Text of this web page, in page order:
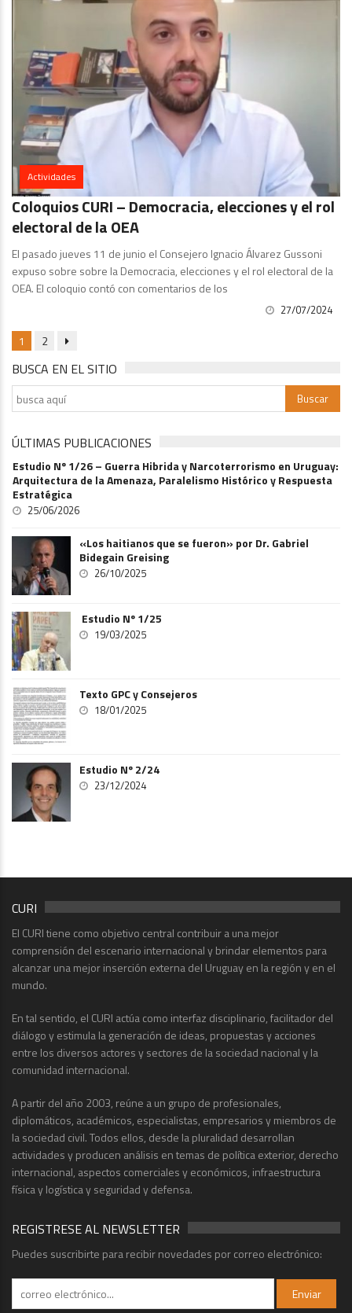
Actividades
Coloquios CURI – Democracia, elecciones y el rol
electoral de la OEA
El pasado jueves 11 de junio el Consejero Ignacio Álvarez Gussoni
expuso sobre sobre la Democracia, elecciones y el rol electoral de la
OEA. El coloquio contó con comentarios de los
27/07/2024
1 2
BUSCA EN EL SITIO
ÚLTIMAS PUBLICACIONES
Estudio Nº 1/26 – Guerra Hibrida y Narcoterrorismo en Uruguay:
Arquitectura de la Amenaza, Paralelismo Histórico y Respuesta
Estratégica
25/06/2026
«Los haitianos que se fueron» por Dr. Gabriel
Bidegain Greising
26/10/2025
Estudio Nº 1/25
19/03/2025
Texto GPC y Consejeros
18/01/2025
Estudio Nº 2/24
23/12/2024
CURI
El CURI tiene como objetivo central contribuir a una mejor
comprensión del escenario internacional y brindar elementos para
alcanzar una mejor inserción externa del Uruguay en la región y en el
mundo.
En tal sentido, el CURI actúa como interfaz disciplinario, facilitador del
diálogo y estimula la generación de ideas, propuestas y acciones
entre los diversos actores y sectores de la sociedad nacional y la
comunidad internacional.
A partir del año 2003, reúne a un grupo de profesionales,
diplomáticos, académicos, especialistas, empresarios y miembros de
la sociedad civil. Todos ellos, desde la pluralidad desarrollan
actividades y producen análisis en temas de política exterior, derecho
internacional, aspectos comerciales y económicos, infraestructura
física y logística y seguridad y defensa.
REGISTRESE AL NEWSLETTER
Puedes suscribirte para recibir novedades por correo electrónico: